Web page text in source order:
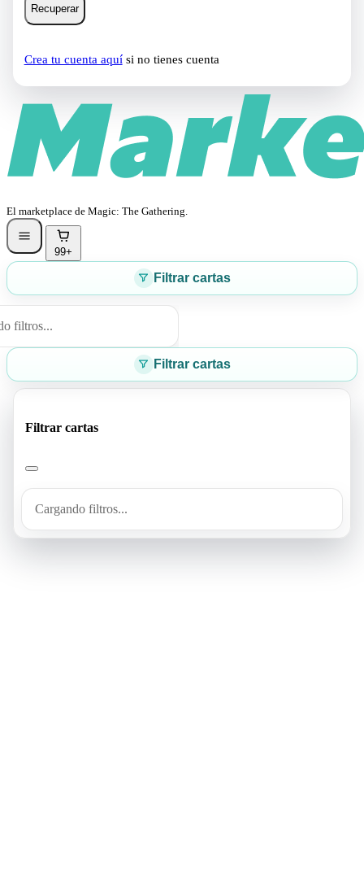
Recuperar
Crea tu cuenta aquísi no tienes cuenta
El marketplace de Magic: The Gathering.
99+
Filtrar cartas
filtros...
Filtrar cartas
Filtrar cartas
Cargando filtros...